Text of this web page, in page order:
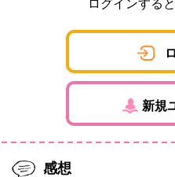
ログインする
新規
感想